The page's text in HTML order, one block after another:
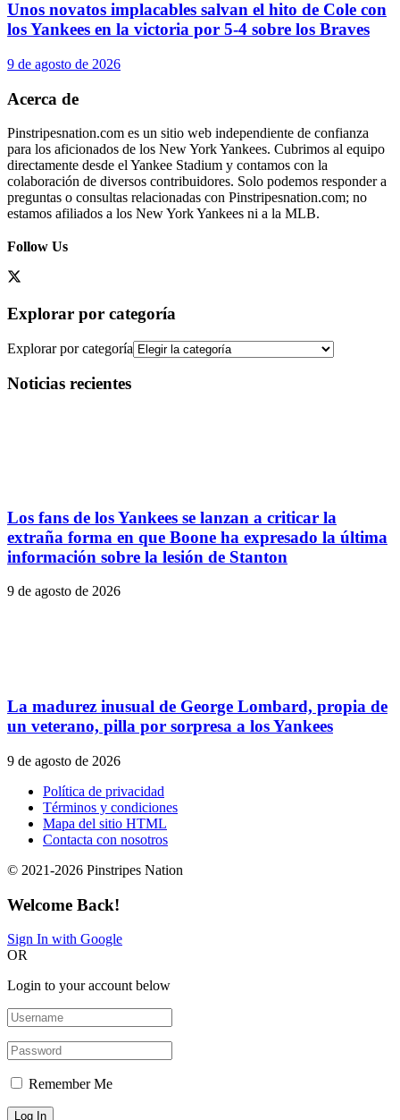
Unos novatos implacables salvan el hito de Cole con
los Yankees en la victoria por 5-4 sobre los Braves
9 de agosto de 2026
Acerca de
Pinstripesnation.com es un sitio web independiente de confianza
para los aficionados de los New York Yankees. Cubrimos al equipo
directamente desde el Yankee Stadium y contamos con la
colaboración de diversos contribuidores. Solo podemos responder a
preguntas o consultas relacionadas con Pinstripesnation.com; no
estamos afiliados a los New York Yankees ni a la MLB.
Follow Us
Explorar por categoría
Explorar por categoría
Noticias recientes
Los fans de los Yankees se lanzan a criticar la
extraña forma en que Boone ha expresado la última
información sobre la lesión de Stanton
9 de agosto de 2026
La madurez inusual de George Lombard, propia de
un veterano, pilla por sorpresa a los Yankees
9 de agosto de 2026
Política de privacidad
Términos y condiciones
Mapa del sitio HTML
Contacta con nosotros
© 2021-2026 Pinstripes Nation
Welcome Back!
Sign In with Google
OR
Login to your account below
Remember Me